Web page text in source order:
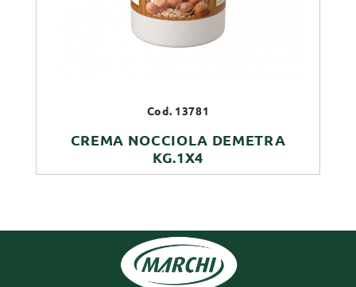
Cod. 13781
CREMA NOCCIOLA DEMETRA
KG.1X4